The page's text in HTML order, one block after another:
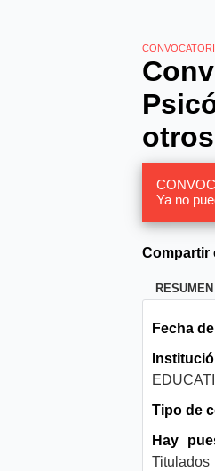
Ya no
Compartir
Fecha
Tipo de
Hay